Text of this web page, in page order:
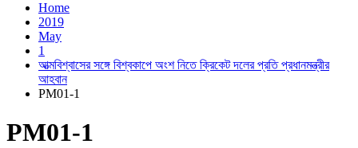
Home
2019
May
1
আত্মবিশ্বাসের সঙ্গে বিশ্বকাপে অংশ নিতে ক্রিকেট দলের প্রতি প্রধানমন্ত্রীর
আহবান
PM01-1
PM01-1